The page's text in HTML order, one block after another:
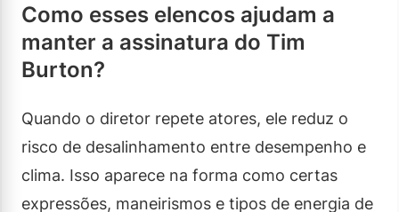
Como esses elencos ajudam a
manter a assinatura do Tim
Burton?
Quando o diretor repete atores, ele reduz o
risco de desalinhamento entre desempenho e
clima. Isso aparece na forma como certas
expressões, maneirismos e tipos de energia de